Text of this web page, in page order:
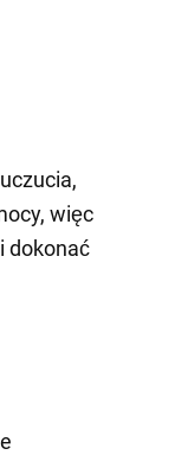
więc
dokonać